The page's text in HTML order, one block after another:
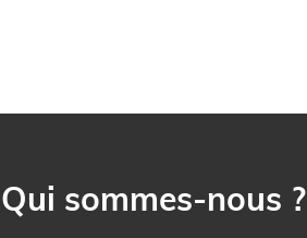
Qui sommes-nous ?